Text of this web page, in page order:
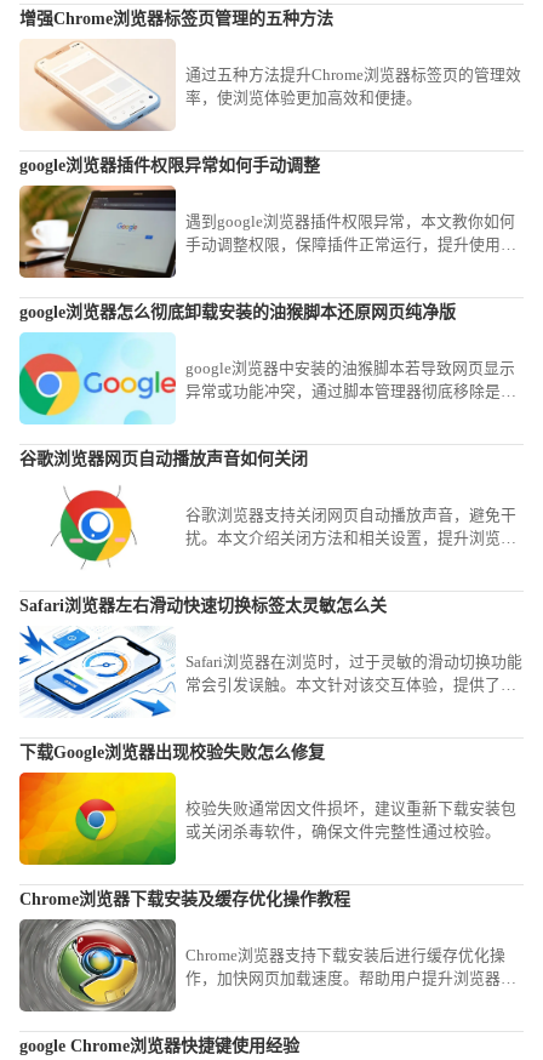
增强Chrome浏览器标签页管理的五种方法
通过五种方法提升Chrome浏览器标签页的管理效
率，使浏览体验更加高效和便捷。
google浏览器插件权限异常如何手动调整
遇到google浏览器插件权限异常，本文教你如何
手动调整权限，保障插件正常运行，提升使用安
google浏览器怎么彻底卸载安装的油猴脚本还原网页纯净版
google浏览器中安装的油猴脚本若导致网页显示
异常或功能冲突，通过脚本管理器彻底移除是最
态。
谷歌浏览器网页自动播放声音如何关闭
谷歌浏览器支持关闭网页自动播放声音，避免干
扰。本文介绍关闭方法和相关设置，提升浏览环
Safari浏览器左右滑动快速切换标签太灵敏怎么关
Safari浏览器在浏览时，过于灵敏的滑动切换功能
常会引发误触。本文针对该交互体验，提供了详
浏览网页时的专注度与操作精准性。
下载Google浏览器出现校验失败怎么修复
校验失败通常因文件损坏，建议重新下载安装包
或关闭杀毒软件，确保文件完整性通过校验。
Chrome浏览器下载安装及缓存优化操作教程
Chrome浏览器支持下载安装后进行缓存优化操
作，加快网页加载速度。帮助用户提升浏览器性
google Chrome浏览器快捷键使用经验